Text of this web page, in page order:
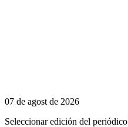
07 de agost de 2026
Seleccionar edición del periódico